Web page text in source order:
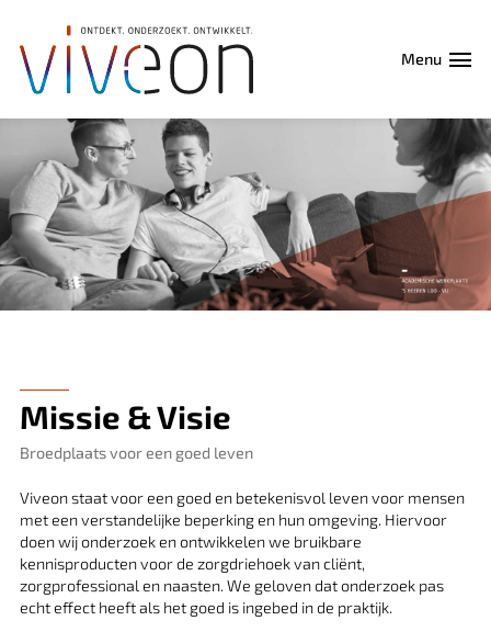
Menu
Missie & Visie
Broedplaats voor een goed leven
Viveon staat voor een goed en betekenisvol leven voor mensen
met een verstandelijke beperking en hun omgeving. Hiervoor
doen wij onderzoek en ontwikkelen we bruikbare
kennisproducten voor de zorgdriehoek van cliënt,
zorgprofessional en naasten. We geloven dat onderzoek pas
echt effect heeft als het goed is ingebed in de praktijk.